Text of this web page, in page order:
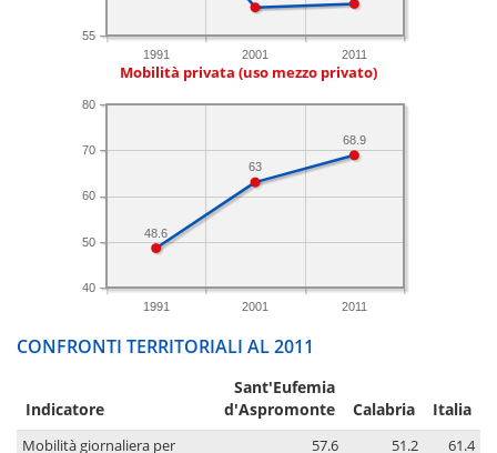
1991 2001 2011
55
Mobilità privata (uso mezzo privato)
1991 2001 2011
40
50
60
70
80
68.9
63
48.6
CONFRONTI TERRITORIALI AL 2011
Indicatore
Sant'Eufemia
d'Aspromonte
Calabria Italia
Mobilità giornaliera per
57.6 51.2 61.4